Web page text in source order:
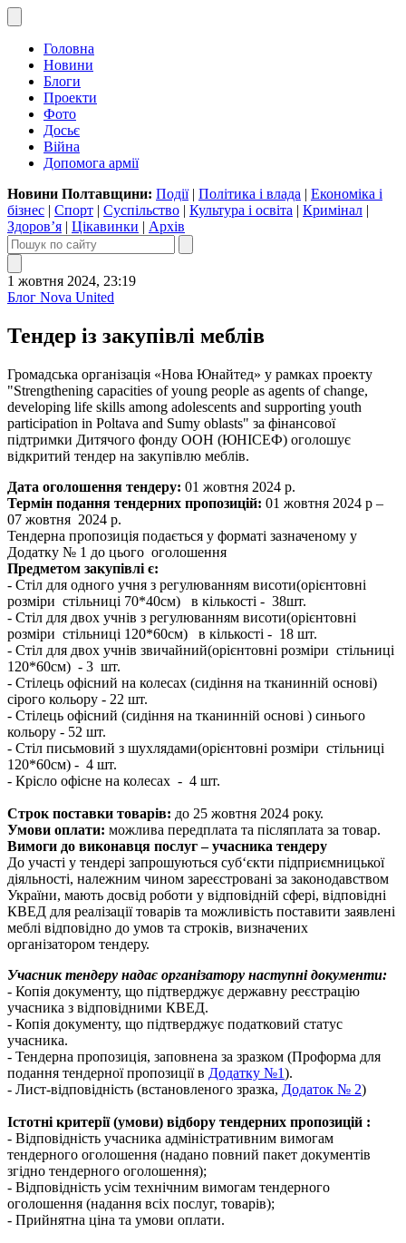
Головна
Новини
Блоги
Проекти
Фото
Досьє
Війна
Допомога армії
Новини Полтавщини: Події| Політика і влада | Економіка і
бізнес | Спорт | Суспільство | Культура і освіта | Кримінал |
Здоров’я | Цікавинки | Архів
1 жовтня 2024, 23:19
Блог Nova United
Тендер із закупівлі меблів
Громадська організація «Нова Юнайтед» у рамках проекту
"Strengthening capacities of young people as agents of change,
developing life skills among adolescents and supporting youth
participation in Poltava and Sumy oblasts" за фінансової
підтримки Дитячого фонду ООН (ЮНІСЕФ) оголошує
відкритий тендер на закупівлю меблів.
Дата оголошення тендеру: 01 жовтня 2024 р.
Термін подання тендерних пропозицій: 01 жовтня 2024 р –
07 жовтня 2024 р.
Тендерна пропозиція подається у форматі зазначеному у
Додатку № 1 до цього оголошення
Предметом закупівлі є:
- Стіл для одного учня з регулюванням висоти(орієнтовні
розміри стільниці 70*40см) в кількості - 38шт.
- Стіл для двох учнів з регулюванням висоти(орієнтовні
розміри стільниці 120*60см) в кількості - 18 шт.
- Стіл для двох учнів звичайний(орієнтовні розміри стільниці
120*60см) - 3 шт.
- Стілець офісний на колесах (сидіння на тканинній основі)
сірого кольору - 22 шт.
- Стілець офісний (сидіння на тканинній основі ) синього
кольору - 52 шт.
- Стіл письмовий з шухлядами(орієнтовні розміри стільниці
120*60см) - 4 шт.
- Крісло офісне на колесах - 4 шт.
Строк поставки товарів: до 25 жовтня 2024 року.
Умови оплати: можлива передплата та післяплата за товар.
Вимоги до виконавця послуг – учасника тендеру
До участі у тендері запрошуються суб‘єкти підприємницької
діяльності, належним чином зареєстровані за законодавством
України, мають досвід роботи у відповідній сфері, відповідні
КВЕД для реалізації товарів та можливість поставити заявлені
меблі відповідно до умов та строків, визначених
організатором тендеру.
Учасник тендеру надає організатору наступні документи:
- Копія документу, що підтверджує державну реєстрацію
учасника з відповідними КВЕД.
- Копія документу, що підтверджує податковий статус
учасника.
- Тендерна пропозиція, заповнена за зразком (Проформа для
подання тендерної пропозиції в Додатку №1).
- Лист-відповідність (встановленого зразка, Додаток № 2)
Істотні критерії (умови) відбору тендерних пропозицій :
- Відповідність учасника адміністративним вимогам
тендерного оголошення (надано повний пакет документів
згідно тендерного оголошення);
- Відповідність усім технічним вимогам тендерного
оголошення (надання всіх послуг, товарів);
- Прийнятна ціна та умови оплати.